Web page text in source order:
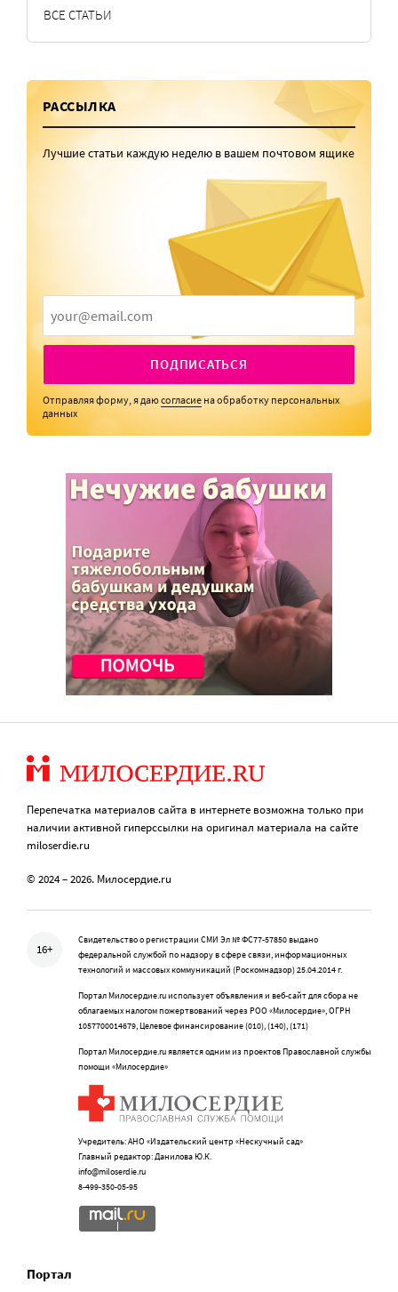
ВСЕ СТАТЬИ
РАССЫЛКА
Лучшие статьи каждую неделю в вашем почтовом ящике
ПОДПИСАТЬСЯ
Отправляя форму, я даюсогласие на обработку персональных
данных
Перепечатка материалов сайта в интернете возможна только при
наличии активной гиперссылки на оригинал материала на сайте
miloserdie.ru
© 2024 – 2026. Милосердие.ru
16+
Свидетельство о регистрации СМИ Эл № ФС77-57850 выдано
федеральной службой по надзору в сфере связи, информационных
технологий и массовых коммуникаций (Роскомнадзор) 25.04.2014 г.
Портал Милосердие.ru использует объявления и веб-сайт для сбора не
облагаемых налогом пожертвований через РОО «Милосердие», ОГРН
1057700014679, Целевое финансирование (010), (140), (171)
Портал Милосердие.ru является одним из проектов Православной службы
помощи «Милосердие»
Учредитель: АНО «Издательский центр «Нескучный сад»
Главный редактор: Данилова Ю.К.
info@miloserdie.ru
8-499-350-05-95
Портал